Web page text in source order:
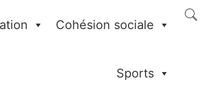
Cohésion sociale
Sports